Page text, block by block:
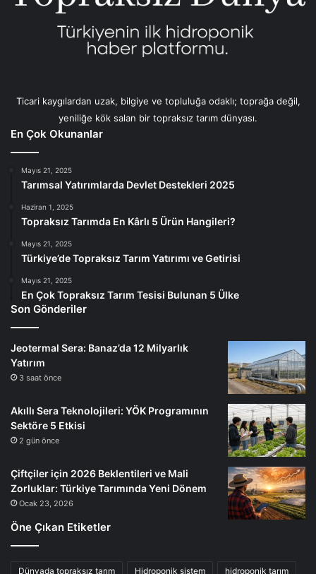
Ticari kaygılardan uzak, bilgiye ve topluluğa odaklı; toprağa değil,
yeniliğe kök salan bir topraksız tarım dünyası.
En Çok Okunanlar
Mayıs 21, 2025
Tarımsal Yatırımlarda Devlet Destekleri 2025
Haziran 1, 2025
Topraksız Tarımda En Kârlı 5 Ürün Hangileri?
Mayıs 21, 2025
Türkiye’de Topraksız Tarım Yatırımı ve Getirisi
Mayıs 21, 2025
En Çok Topraksız Tarım Tesisi Bulunan 5 Ülke
Son Gönderiler
Jeotermal Sera: Banaz’da 12 Milyarlık
Yatırım
3 saat önce
Akıllı Sera Teknolojileri: YÖK Programının
Sektöre 5 Etkisi
2 gün önce
Çiftçiler için 2026 Beklentileri ve Mali
Zorluklar: Türkiye Tarımında Yeni Dönem
Ocak 23, 2026
Öne Çıkan Etiketler
Dünyada topraksız tarım Hidroponik sistem hidroponik tarım